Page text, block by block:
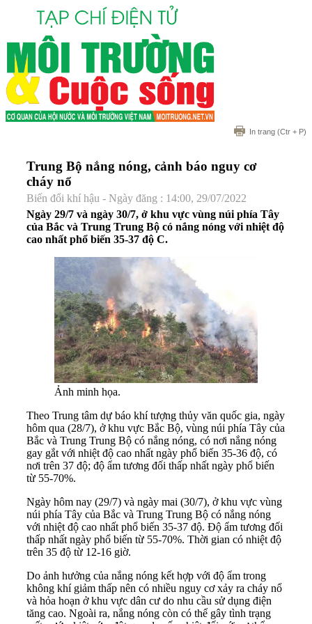
In trang (Ctr + P)
Trung Bộ nắng nóng, cảnh báo nguy cơ
cháy nổ
Biến đổi khí hậu - Ngày đăng : 14:00, 29/07/2022
Ngày 29/7 và ngày 30/7, ở khu vực vùng núi phía Tây
của Bắc và Trung Trung Bộ có nắng nóng với nhiệt độ
cao nhất phổ biến 35-37 độ C.
Ảnh minh họa.
Theo Trung tâm dự báo khí tượng thủy văn quốc gia, ngày
hôm qua (28/7), ở khu vực Bắc Bộ, vùng núi phía Tây của
Bắc và Trung Trung Bộ có nắng nóng, có nơi nắng nóng
gay gắt với nhiệt độ cao nhất ngày phổ biến 35-36 độ, có
nơi trên 37 độ; độ ẩm tương đối thấp nhất ngày phổ biến
từ 55-70%.
Ngày hôm nay (29/7) và ngày mai (30/7), ở khu vực vùng
núi phía Tây của Bắc và Trung Trung Bộ có nắng nóng
với nhiệt độ cao nhất phổ biến 35-37 độ. Độ ẩm tương đối
thấp nhất ngày phổ biến từ 55-70%. Thời gian có nhiệt độ
trên 35 độ từ 12-16 giờ.
Do ảnh hưởng của nắng nóng kết hợp với độ ẩm trong
không khí giảm thấp nên có nhiều nguy cơ xảy ra cháy nổ
và hỏa hoạn ở khu vực dân cư do nhu cầu sử dụng điện
tăng cao. Ngoài ra, nắng nóng còn có thể gây tình trạng